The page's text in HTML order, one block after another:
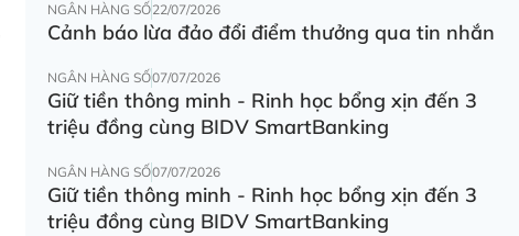
NGÂN HÀNG SỐ22/07/2026
Cảnh báo lừa đảo đổi điểm thưởng qua tin nhắn
NGÂN HÀNG SỐ07/07/2026
Giữ tiền thông minh - Rinh học bổng xịn đến 3
triệu đồng cùng BIDV SmartBanking
NGÂN HÀNG SỐ07/07/2026
Giữ tiền thông minh - Rinh học bổng xịn đến 3
triệu đồng cùng BIDV SmartBanking